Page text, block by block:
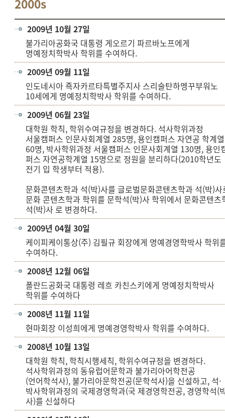
2000s
2009년 10월 27일
불가리아공화국 대통령 게오르기 파르바노프에게
명예정치학박사 학위를 수여하다.
2009년 09월 11일
인도네시아 죡자카르타특별주지사 스리술탄하멩꾸부워노
10세에게 명예정치학박사 학위를 수여하다.
2009년 06월 23일
대학원 학칙, 학위수여규정을 변경하다. 석사학위과정
서울캠퍼스 인문사회계열 285명, 용인캠퍼스 자연공 학계열
60명, 박사학위과정 서울캠퍼스 인문사회계열 130명, 용인
퍼스 자연공학계열 15명으로 정원을 분리하다(2010학년도
전기 입 학생부터 적용).
문화콘텐츠학과 석(박)사를 글로벌문화콘텐츠학과 석(박)사
문화 콘텐츠학과 학위를 문학석(박)사 학위에서 문화콘텐츠
석(박)사 로 변경하다.
2009년 04월 30일
케이피케이통상(주) 김필규 회장에게 명예경영학박사 학위
수여하다.
2008년 12월 06일
폴란드공화국 대통령 레흐 카친스키에게 명예정치학박사
학위를 수여하다
2008년 11월 11일
현마회장 이성희에게 명예경영학박사 학위를 수여하다.
2008년 10월 13일
대학원 학칙, 학칙시행세칙, 학위수여규정을 변경하다.
석사학위과정의 동유럽어문학과 불가리아어학전공
(언어학석사), 불가리아문학전공(문학석사)을 신설하고, 석·
박사학위과정의 국제경영학과(국 제경영학전공, 경영학석(
사)를 신설하다